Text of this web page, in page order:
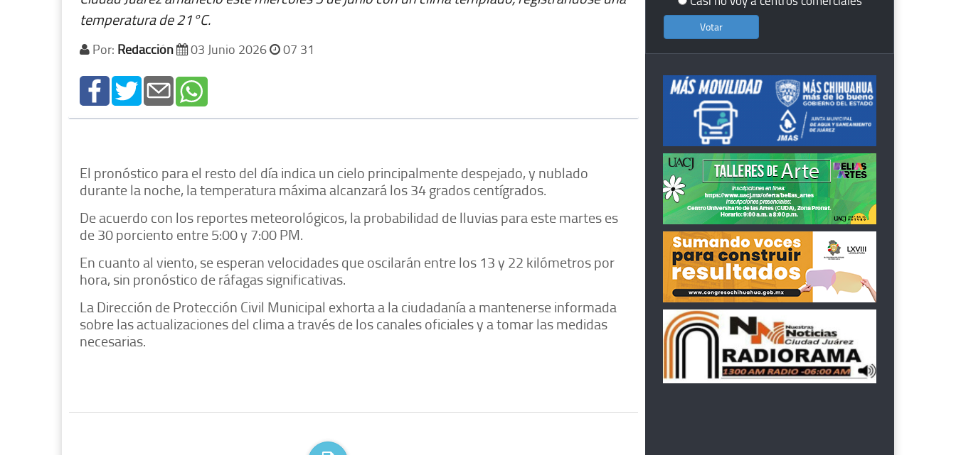
temperatura de 21°C.
Por: Redacción 03 Junio 2026 07 31
El pronóstico para el resto del día indica un cielo principalmente despejado, y nublado
durante la noche, la temperatura máxima alcanzará los 34 grados centígrados.
De acuerdo con los reportes meteorológicos, la probabilidad de lluvias para este martes es
de 30 porciento entre 5:00 y 7:00 PM.
En cuanto al viento, se esperan velocidades que oscilarán entre los 13 y 22 kilómetros por
hora, sin pronóstico de ráfagas significativas.
La Dirección de Protección Civil Municipal exhorta a la ciudadanía a mantenerse informada
sobre las actualizaciones del clima a través de los canales oficiales y a tomar las medidas
necesarias.